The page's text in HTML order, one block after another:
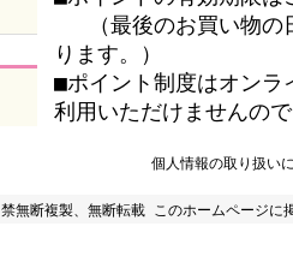
（最後のお買い物の
ります。）
■ポイント制度はオン
利用いただけませんの
個人情報の取り扱い
禁無断複製、無断転載 このホームページに